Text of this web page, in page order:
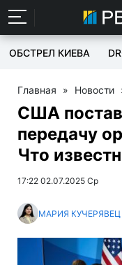
ОБСТРЕЛ КИЕВА
Главная » Новости
США
передачу
Что
17:22 02.07.2025 Ср
МАРИЯ КУЧЕРЯВЕЦ